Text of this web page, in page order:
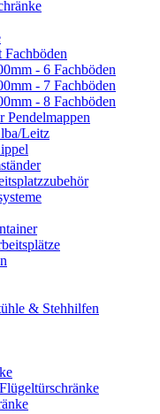
Fachböden
- 6 Fachböden
- 7 Fachböden
- 8 Fachböden
Pendelmappen
Leitz
& Stehhilfen